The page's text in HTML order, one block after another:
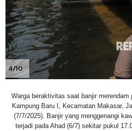
4/10
Warga beraktivitas saat banjir
Kampung Baru I, Kecamatan Makasar,
(7/7/2025). Banjir yang menggenangi
terjadi pada Ahad (6/7) sekitar pukul